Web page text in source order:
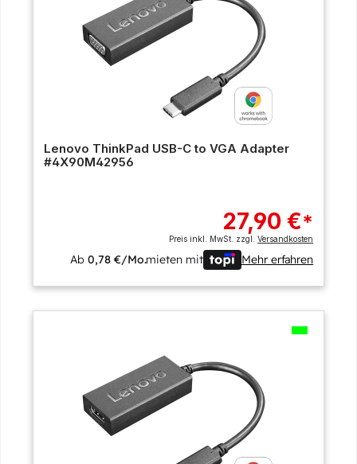
Lenovo ThinkPad USB-C to VGA Adapter
#4X90M42956
27,90 €*
Preis inkl. MwSt. zzgl.Versandkosten
Ab0,78 €/Mo.mieten mit Mehr erfahren